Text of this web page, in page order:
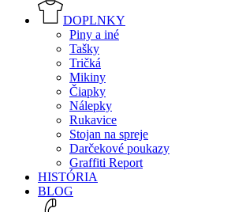
DOPLNKY
Piny a iné
Tašky
Tričká
Mikiny
Čiapky
Nálepky
Rukavice
Stojan na spreje
Darčekové poukazy
Graffiti Report
HISTÓRIA
BLOG